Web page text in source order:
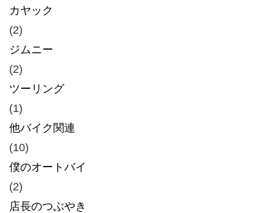
カヤック
(2)
ジムニー
(2)
ツーリング
(1)
他バイク関連
(10)
僕のオートバイ
(2)
店長のつぶやき